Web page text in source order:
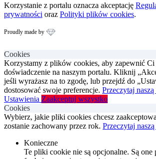
Korzystanie z portalu oznacza akceptację
prywatności oraz Polityki plików cookies.
Proudly made by
Cookies
Korzystamy z plików cookies, aby zapewnić Ci
doświadczenie na naszym portalu. Kliknij
jeśli wyrażasz na to zgodę, lub przejdź do
dostosować swoje preferencje. Przeczytaj
Ustawienia Zaakceptuj wszystko
Cookies
Wybierz, jakie pliki cookies chcesz
zostanie zachowany przez rok. Przeczytaj
Konieczne
Te pliki cookie nie są opcjonalne. Są one